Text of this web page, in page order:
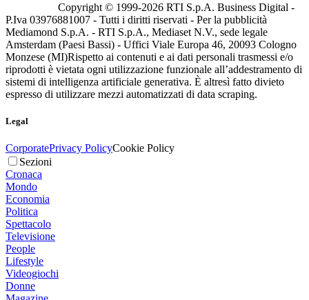
Copyright © 1999-2026 RTI S.p.A. Business Digital -
P.Iva 03976881007 - Tutti i diritti riservati - Per la pubblicità
Mediamond S.p.A. - RTI S.p.A., Mediaset N.V., sede legale
Amsterdam (Paesi Bassi) - Uffici Viale Europa 46, 20093 Cologno
Monzese (MI)Rispetto ai contenuti e ai dati personali trasmessi e/o
riprodotti è vietata ogni utilizzazione funzionale all’addestramento di
sistemi di intelligenza artificiale generativa. È altresì fatto divieto
espresso di utilizzare mezzi automatizzati di data scraping.
Legal
CorporatePrivacy PolicyCookie Policy
Sezioni
Cronaca
Mondo
Economia
Politica
Spettacolo
Televisione
People
Lifestyle
Videogiochi
Donne